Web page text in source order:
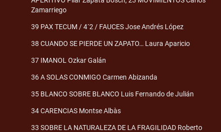
Zamarriego
39 PAX TECUM / 4´2 / FAUCES Jose Andrés López
38 CUANDO SE PIERDE UN ZAPATO… Laura Aparicio
37 IMANOL Ozkar Galán
36 A SOLAS CONMIGO Carmen Abizanda
35 BLANCO SOBRE BLANCO Luis Fernando de Julián
34 CARENCIAS Montse Albàs
33 SOBRE LA NATURALEZA DE LA FRAGILIDAD Roberto